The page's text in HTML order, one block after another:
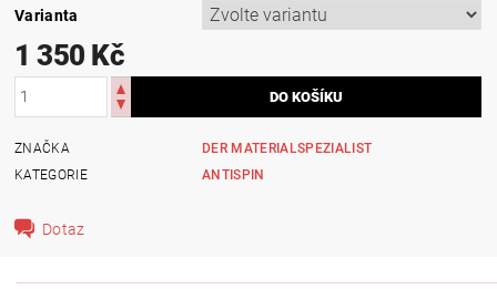
Varianta
1 350 Kč
ZNAČKA
DER MATERIALSPEZIALIST
KATEGORIE
ANTISPIN
Dotaz